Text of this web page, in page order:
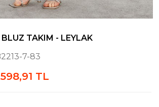
TAKIM - LEYLAK
7-83
TL